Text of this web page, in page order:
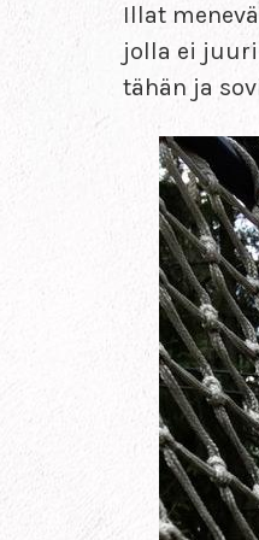
Illat
jolla ei
tähän ja